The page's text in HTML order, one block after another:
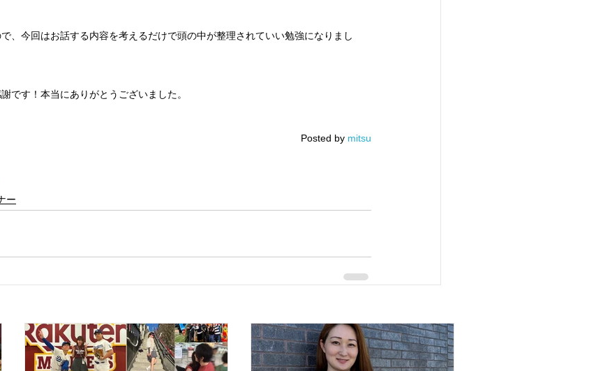
、今回はお話する内容を考えるだけで頭の中が整理されていい勉強になりまし
です！本当にありがとうございました。
Posted by mitsu
ー